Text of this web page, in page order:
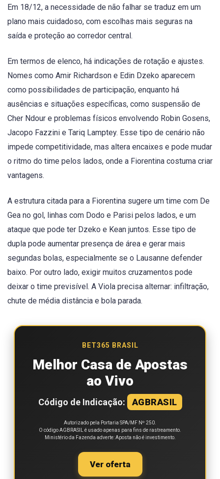
Em 18/12, a necessidade de não falhar se traduz em um
plano mais cuidadoso, com escolhas mais seguras na
saída e proteção ao corredor central.
Em termos de elenco, há indicações de rotação e ajustes.
Nomes como Amir Richardson e Edin Dzeko aparecem
como possibilidades de participação, enquanto há
ausências e situações específicas, como suspensão de
Cher Ndour e problemas físicos envolvendo Robin Gosens,
Jacopo Fazzini e Tariq Lamptey. Esse tipo de cenário não
impede competitividade, mas altera encaixes e pode mudar
o ritmo do time pelos lados, onde a Fiorentina costuma criar
vantagens.
A estrutura citada para a Fiorentina sugere um time com De
Gea no gol, linhas com Dodo e Parisi pelos lados, e um
ataque que pode ter Dzeko e Kean juntos. Esse tipo de
dupla pode aumentar presença de área e gerar mais
segundas bolas, especialmente se o Lausanne defender
baixo. Por outro lado, exigir muitos cruzamentos pode
deixar o time previsível. A Viola precisa alternar: infiltração,
chute de média distância e bola parada.
BET365 BRASIL
Melhor Casa de Apostas
ao Vivo
Código de Indicação: AGBRASIL
Autorizado pela Portaria SPA/MF Nº 250.
O código AGBRASIL é usado apenas para fins de rastreamento.
Ministério da Fazenda adverte: Aposta não é investimento.
Ver oferta